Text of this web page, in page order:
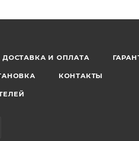
ДОСТАВКА И ОПЛАТА
КОНТАКТЫ